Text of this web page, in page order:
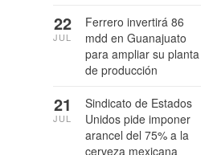
Ferrero invertirá 86
mdd en Guanajuato
para ampliar su planta
de producción
22
JUL
Sindicato de Estados
Unidos pide imponer
arancel del 75% a la
cerveza mexicana
21
JUL